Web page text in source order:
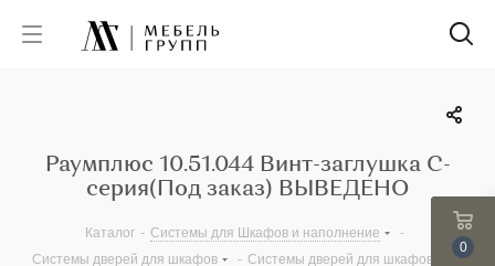
Раумплюс 10.51.044 Винт-заглушка С-
серия(Под заказ) ВЫВЕДЕНО
Каталог - Системы для Шкафов и наполнение
-
Системы дверей для шкафов
- Системы дверей для шкафов
-
0